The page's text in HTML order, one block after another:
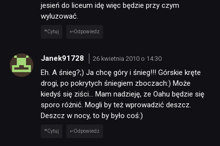
NEWSY
RECENZJE
PUBLICYSTYKA
KULTURA
jesień do liceum idę więc będzie przy czym
wyluzować.
Cytuj Odpowiedz
Janek91728 26 kwietnia 2010 o 14:30
Eh. A śnieg?;) Ja chcę góry i śnieg!!! Górskie kręte
drogi, po pokrytych śniegiem zboczach:) Może
kiedyś się ziści… Mam nadzieję, ze Oahu będzie się
sporo różnić. Mogli by też wprowadzić deszcz.
Deszcz w nocy, to by było coś:)
Cytuj Odpowiedz